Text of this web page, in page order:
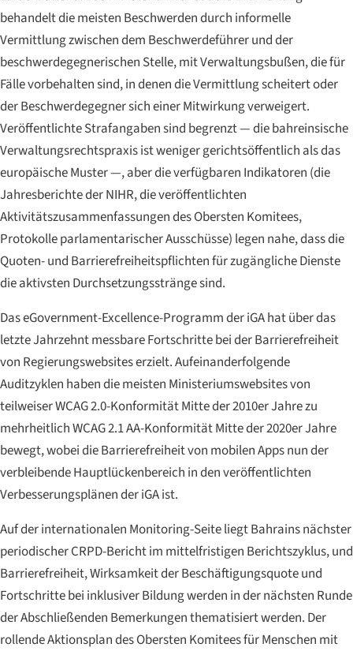
behandelt die meisten Beschwerden durch informelle
Vermittlung zwischen dem Beschwerdeführer und der
beschwerdegegnerischen Stelle, mit Verwaltungsbußen, die für
Fälle vorbehalten sind, in denen die Vermittlung scheitert oder
der Beschwerdegegner sich einer Mitwirkung verweigert.
Veröffentlichte Strafangaben sind begrenzt — die bahreinsische
Verwaltungsrechtspraxis ist weniger gerichtsöffentlich als das
europäische Muster —, aber die verfügbaren Indikatoren (die
Jahresberichte der NIHR, die veröffentlichten
Aktivitätszusammenfassungen des Obersten Komitees,
Protokolle parlamentarischer Ausschüsse) legen nahe, dass die
Quoten- und Barrierefreiheitspflichten für zugängliche Dienste
die aktivsten Durchsetzungsstränge sind.
Das eGovernment-Excellence-Programm der iGA hat über das
letzte Jahrzehnt messbare Fortschritte bei der Barrierefreiheit
von Regierungswebsites erzielt. Aufeinanderfolgende
Auditzyklen haben die meisten Ministeriumswebsites von
teilweiser WCAG 2.0-Konformität Mitte der 2010er Jahre zu
mehrheitlich WCAG 2.1 AA-Konformität Mitte der 2020er Jahre
bewegt, wobei die Barrierefreiheit von mobilen Apps nun der
verbleibende Hauptlückenbereich in den veröffentlichten
Verbesserungsplänen der iGA ist.
Auf der internationalen Monitoring-Seite liegt Bahrains nächster
periodischer CRPD-Bericht im mittelfristigen Berichtszyklus, und
Barrierefreiheit, Wirksamkeit der Beschäftigungsquote und
Fortschritte bei inklusiver Bildung werden in der nächsten Runde
der Abschließenden Bemerkungen thematisiert werden. Der
rollende Aktionsplan des Obersten Komitees für Menschen mit